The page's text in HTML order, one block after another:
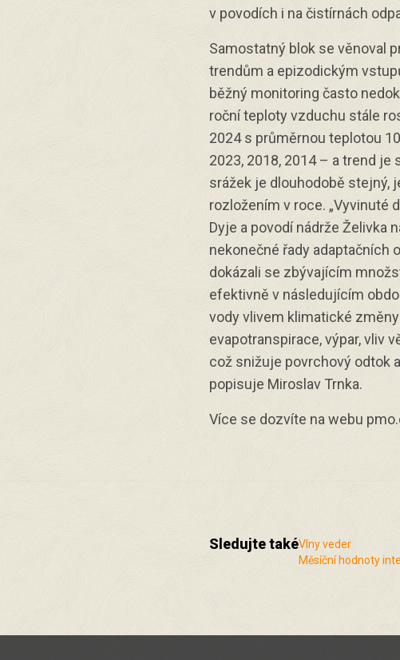
v povodích i na čistírnách
Samostatný blok se věnoval
trendům a epizodickým
běžný monitoring často
roční teploty vzduchu stále
2024 s průměrnou teplotou
2023, 2018, 2014 – a trend je
srážek je dlouhodobě stejný,
rozložením v roce. „Vyvinuté
Dyje a povodí nádrže Želivka
nekonečné řady adaptačních
dokázali se zbývajícím
efektivně v následujícím
vody vlivem klimatické
evapotranspirace, výpar, vliv
což snižuje povrchový odtok
popisuje Miroslav Trnka.
Více se dozvíte na webu
Sledujte takéVlny veder
Měsíční hodnoty